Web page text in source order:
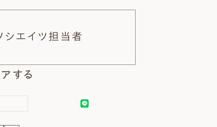
シエイツ担当者
する